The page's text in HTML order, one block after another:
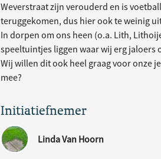
Weverstraat zijn verouderd en is
teruggekomen, dus hier ook te weinig
In dorpen om ons heen (o.a. Lith,
speeltuintjes liggen waar wij erg jaloers
Wij willen dit ook heel graag voor onze
mee?
Initiatiefnemer
Linda Van Hoorn